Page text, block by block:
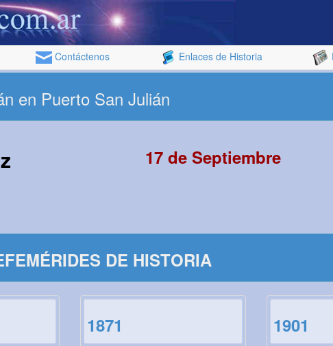
Contáctenos Enlaces de Historia
en Puerto San Julián
17 de Septiembre
DE HISTORIA
1871 1901